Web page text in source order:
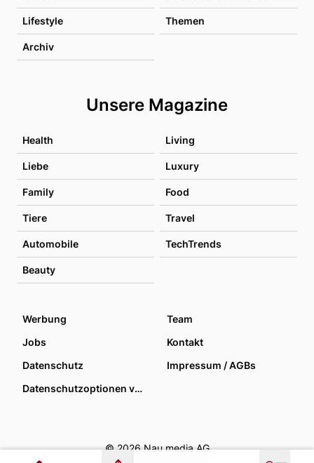
Lifestyle Themen
Archiv
Unsere Magazine
Health Living
Liebe Luxury
Family Food
Tiere Travel
Automobile TechTrends
Beauty
Werbung
Team
Jobs
Kontakt
Datenschutz
Impressum / AGBs
Datenschutzoptionen verwalten
© 2026 Nau media AG